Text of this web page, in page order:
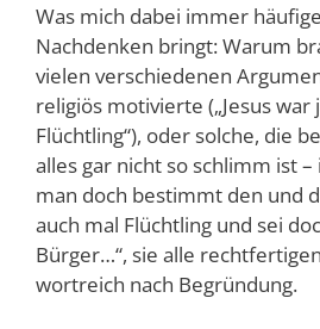
Was mich dabei immer
Nachdenken bringt: Warum
vielen verschiedenen
religiös motivierte („Jesus war
Flüchtling“), oder solche, die
alles gar nicht so schlimm ist
man doch bestimmt den und
auch mal Flüchtling und sei
Bürger…“, sie alle
wortreich nach Begründung.